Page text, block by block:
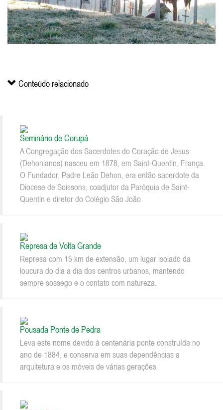
Conteúdo relacionado
Seminário de Corupá
A Congregação dos Sacerdotes do Coração de Jesus
(Dehonianos) nasceu em 1878, em Saint-Quentin, França.
O Fundador, Padre Leão Dehon, era então sacerdote da
Diocese de Soissons, coadjutor da Paróquia de Saint-
Quentin e diretor do Colégio São João
Represa de Volta Grande
Represa com 15 km de extensão, um lugar isolado da
loucura do dia a dia dos centros urbanos, mantendo
sempre sossego e o contato com natureza.
Pousada Ponte de Pedra
Leva este nome devido à centenária ponte construída no
ano de 1884, e conserva em suas dependências a
arquitetura e os móveis de várias gerações